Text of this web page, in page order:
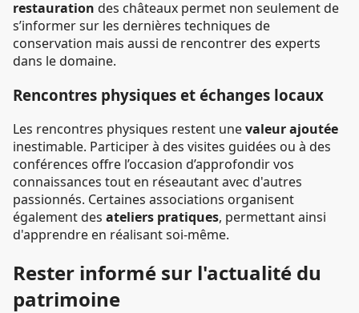
restauration des châteaux permet non seulement de
s’informer sur les dernières techniques de
conservation mais aussi de rencontrer des experts
dans le domaine.
Rencontres physiques et échanges locaux
Les rencontres physiques restent unevaleur ajoutée
inestimable. Participer à des visites guidées ou à des
conférences offre l’occasion d’approfondir vos
connaissances tout en réseautant avec d'autres
passionnés. Certaines associations organisent
également des ateliers pratiques, permettant ainsi
d'apprendre en réalisant soi-même.
Rester informé sur l'actualité du
patrimoine